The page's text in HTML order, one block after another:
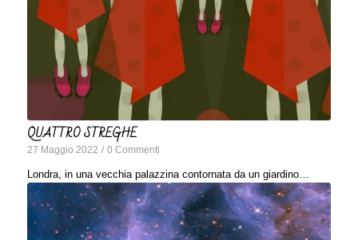
QUATTRO STREGHE
27 Maggio 2022 / 0 Commenti
Londra, in una vecchia palazzina contornata da un giardino…